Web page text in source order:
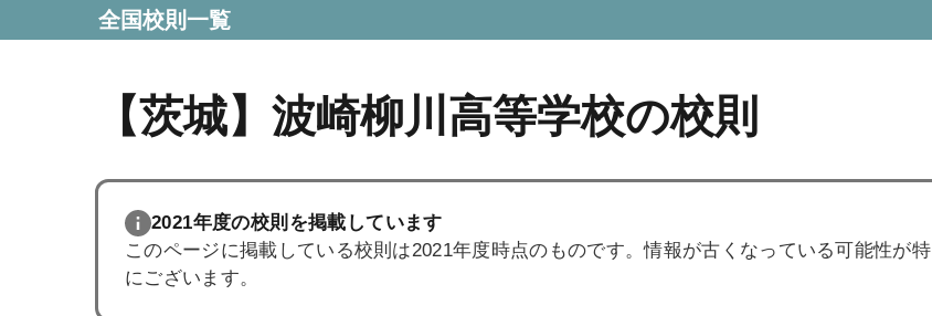
全国校則一覧
【茨城】波崎柳川高等学校の校則
2021年度の校則を掲載しています
このページに掲載している校則は2021年度時点のものです。情報が古くなっている可能性が特
にございます。